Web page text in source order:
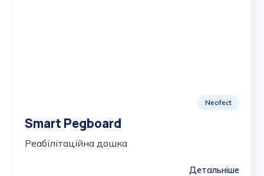
Neofect
Smart Pegboard
Реабілітаційна дошка
Детальніше